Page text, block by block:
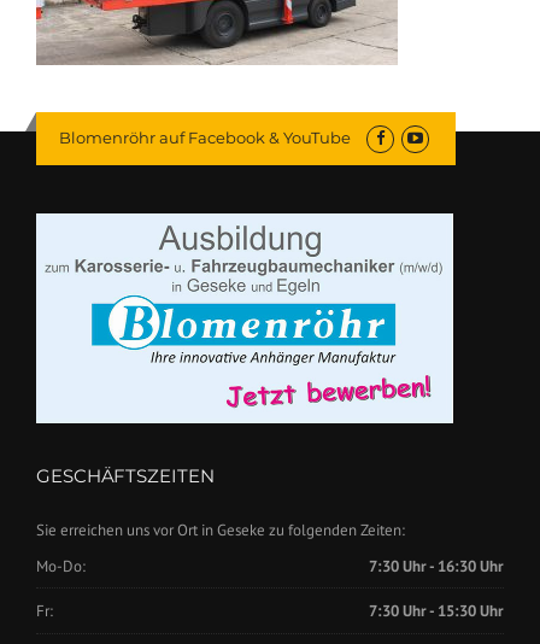
Blomenröhr auf Facebook & YouTube
GESCHÄFTSZEITEN
Sie erreichen uns vor Ort in Geseke zu folgenden Zeiten:
Mo-Do:
7:30 Uhr - 16:30 Uhr
Fr: 7:30 Uhr - 15:30 Uhr